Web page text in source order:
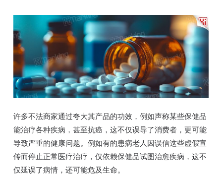
许多不法商家通过夸大其产品的功效，例如声称某些保健品
能治疗各种疾病，甚至抗癌，这不仅误导了消费者，更可能
导致严重的健康问题。例如有的患病老人因误信这些虚假宣
传而停止正常医疗治疗，仅依赖保健品试图治愈疾病，这不
仅延误了病情，还可能危及生命。